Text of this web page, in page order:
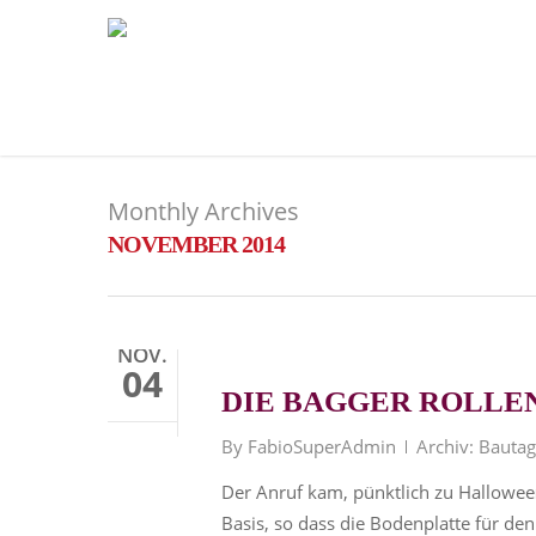
Monthly Archives
NOVEMBER 2014
NOV.
04 DIE BAGGER
By FabioSuperAdmin Archiv:
Der Anruf kam, pünktlich zu
Basis, so dass die Bodenplatte für